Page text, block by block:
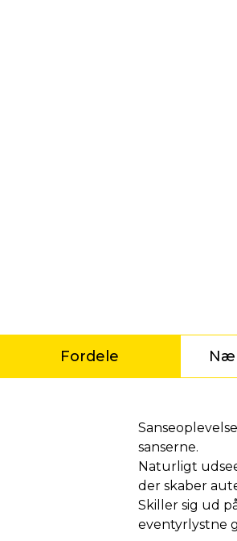
Fordele
sanserne.
Naturligt
der skaber
Skiller sig ud
eventyrlystne